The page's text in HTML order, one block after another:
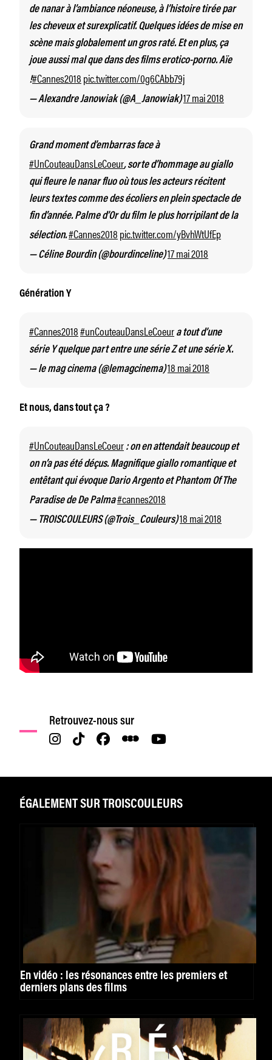
de nanar à l’ambiance néoneuse, à l’histoire tirée par
les cheveux et surexplicatif. Quelques idées de mise en
scène mais globalement un gros raté. Et en plus, ça
joue aussi mal que dans des films erotico-porno. Aïe
!#Cannes2018pic.twitter.com/0g6CAbb79j
— Alexandre Janowiak (@A_Janowiak)17 mai 2018
Grand moment d’embarras face à
#UnCouteauDansLeCoeur, sorte d’hommage au giallo
qui fleure le nanar fluo où tous les acteurs récitent
leurs textes comme des écoliers en plein spectacle de
fin d’année. Palme d’Or du film le plus horripilant de la
sélection.#Cannes2018pic.twitter.com/yBvhWtUfEp
— Céline Bourdin (@bourdinceline)17 mai 2018
Génération Y
#Cannes2018#unCouteauDansLeCoeur a tout d’une
série Y quelque part entre une série Z et une série X.
— le mag cinema (@lemagcinema)18 mai 2018
Et nous, dans tout ça ?
#UnCouteauDansLeCoeur : on en attendait beaucoup et
on n’a pas été déçus. Magnifique giallo romantique et
entêtant qui évoque Dario Argento et Phantom Of The
Paradise de De Palma#cannes2018
— TROISCOULEURS (@Trois_Couleurs)18 mai 2018
Retrouvez-nous sur
ÉGALEMENT SUR TROISCOULEURS
En vidéo : les résonances entre les premiers et
derniers plans des films